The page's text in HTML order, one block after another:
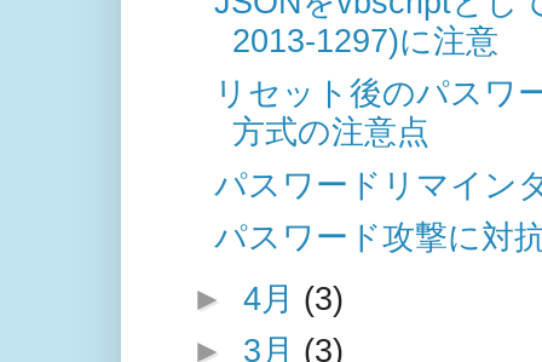
2013-1297)に注意
リセット後のパスワ
方式の注意点
パスワードリマイン
パスワード攻撃に対
► 4月 (3)
► 3月 (3)